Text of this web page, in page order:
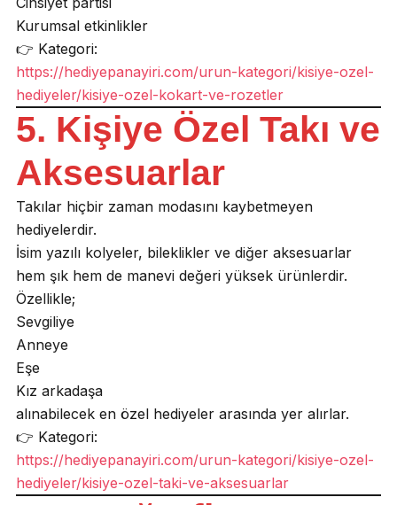
Kurumsal etkinlikler
👉 Kategori:
https://hediyepanayiri.com/urun-kategori/kisiye-ozel-
hediyeler/kisiye-ozel-kokart-ve-rozetler
5. Kişiye Özel Takı ve
Aksesuarlar
Takılar hiçbir zaman modasını kaybetmeyen
hediyelerdir.
İsim yazılı kolyeler, bileklikler ve diğer aksesuarlar
hem şık hem de manevi değeri yüksek ürünlerdir.
Özellikle;
Sevgiliye
Anneye
Eşe
Kız arkadaşa
alınabilecek en özel hediyeler arasında yer alırlar.
👉 Kategori:
https://hediyepanayiri.com/urun-kategori/kisiye-ozel-
hediyeler/kisiye-ozel-taki-ve-aksesuarlar